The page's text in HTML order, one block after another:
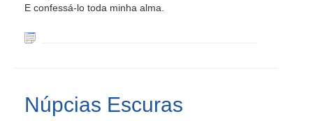
E confessá-lo toda minha alma.
Núpcias Escuras